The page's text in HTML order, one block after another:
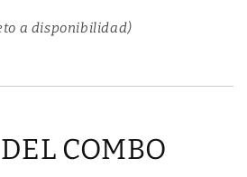
a disponibilidad)
COMBO